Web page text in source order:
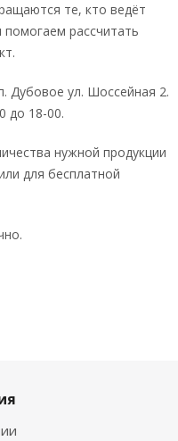
те, кто ведёт
помогаем рассчитать
Дубовое ул. Шоссейная 2.
до 18-00.
нужной продукции
для бесплатной